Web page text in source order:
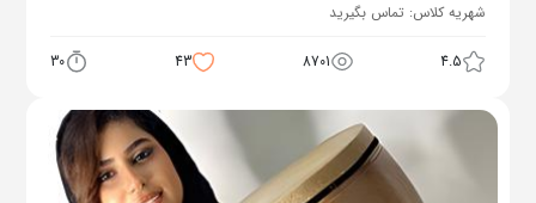
شهریه کلاس: تماس بگیرید
4.5
8701
43
30